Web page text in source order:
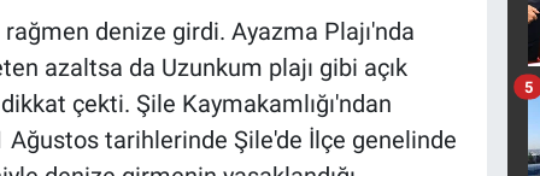
denize girdi. Ayazma Plajı'nda
azaltsa da Uzunkum plajı gibi açık
çekti. Şile Kaymakamlığı'ndan
Ağustos tarihlerinde Şile'de İlçe genelinde
5